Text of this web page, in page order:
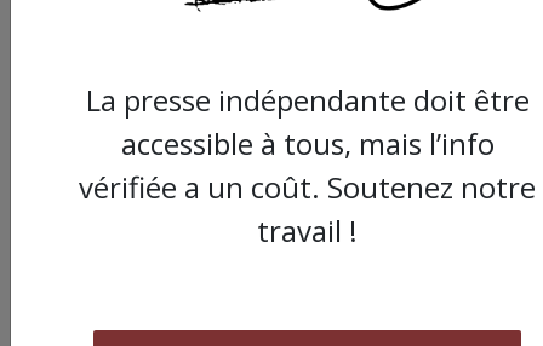
La presse indépendante doit être
accessible à tous, mais l’info
vérifiée a un coût. Soutenez notre
travail !